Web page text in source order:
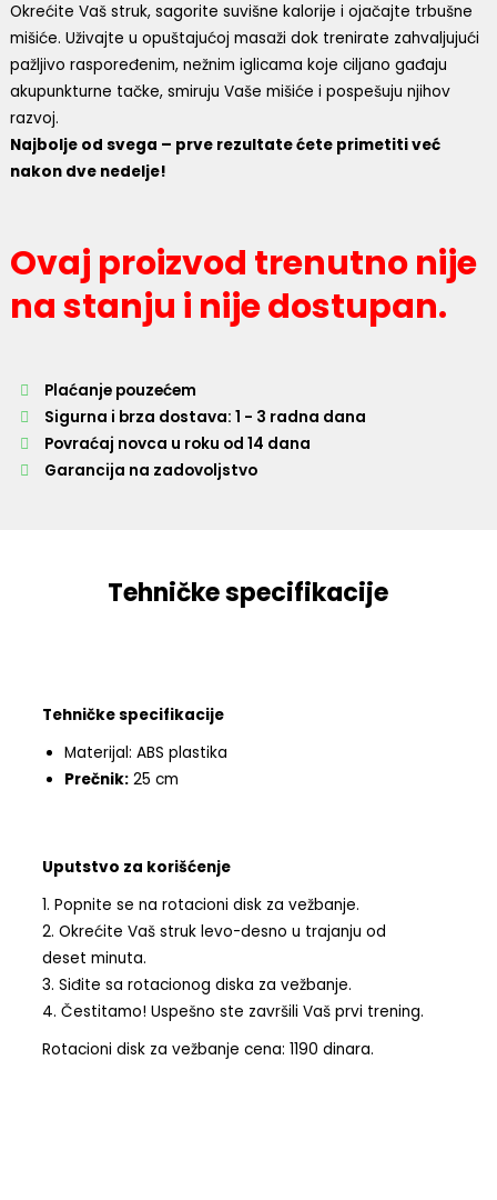
Okrećite Vaš struk, sagorite suvišne kalorije i ojačajte trbušne
mišiće. Uživajte u opuštajućoj masaži dok trenirate zahvaljujući
pažljivo raspoređenim, nežnim iglicama koje ciljano gađaju
akupunkturne tačke, smiruju Vaše mišiće i pospešuju njihov
razvoj.
Najbolje od svega – prve rezultate ćete primetiti već
nakon dve nedelje!
Ovaj proizvod trenutno nije
na stanju i nije dostupan.
Plaćanje pouzećem
Sigurna i brza dostava: 1 - 3 radna dana
Povraćaj novca u roku od 14 dana
Garancija na zadovoljstvo
Tehničke specifikacije
Tehničke specifikacije
Materijal: ABS plastika
Prečnik:25 cm
Uputstvo za korišćenje
1. Popnite se na rotacioni disk za vežbanje.
2. Okrećite Vaš struk levo-desno u trajanju od
deset minuta.
3. Siđite sa rotacionog diska za vežbanje.
4. Čestitamo! Uspešno ste završili Vaš prvi trening.
Rotacioni disk za vežbanje cena: 1190 dinara.